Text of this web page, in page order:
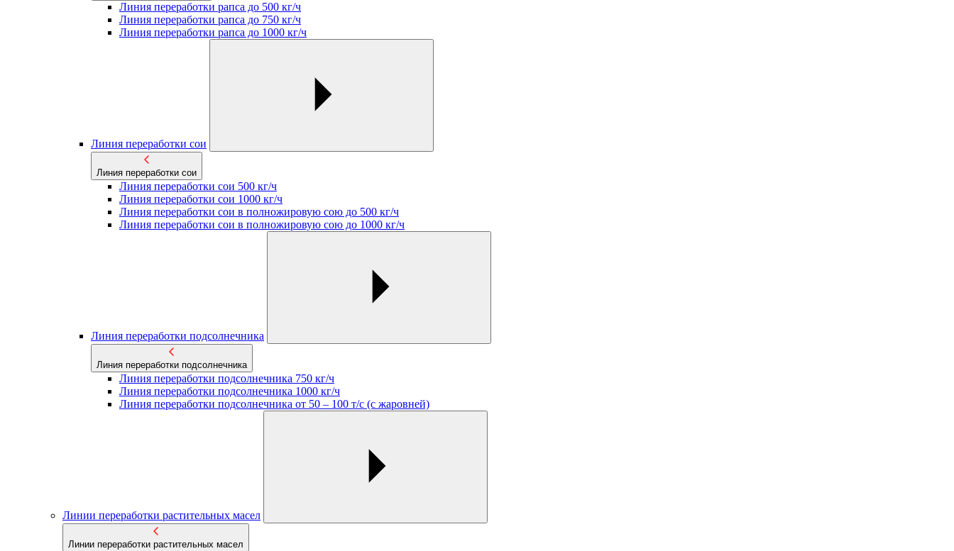
Линия переработки рапса до 500 кг/ч
Линия переработки рапса до 750 кг/ч
Линия переработки рапса до 1000 кг/ч
Линия переработки сои
Линия переработки сои
Линия переработки сои 500 кг/ч
Линия переработки сои 1000 кг/ч
Линия переработки сои в полножировую сою до 500 кг/ч
Линия переработки сои в полножировую сою до 1000 кг/ч
Линия переработки подсолнечника
Линия переработки подсолнечника
Линия переработки подсолнечника 750 кг/ч
Линия переработки подсолнечника 1000 кг/ч
Линия переработки подсолнечника от 50 – 100 т/с (c жаровней)
Линии переработки растительных масел
Линии переработки растительных масел